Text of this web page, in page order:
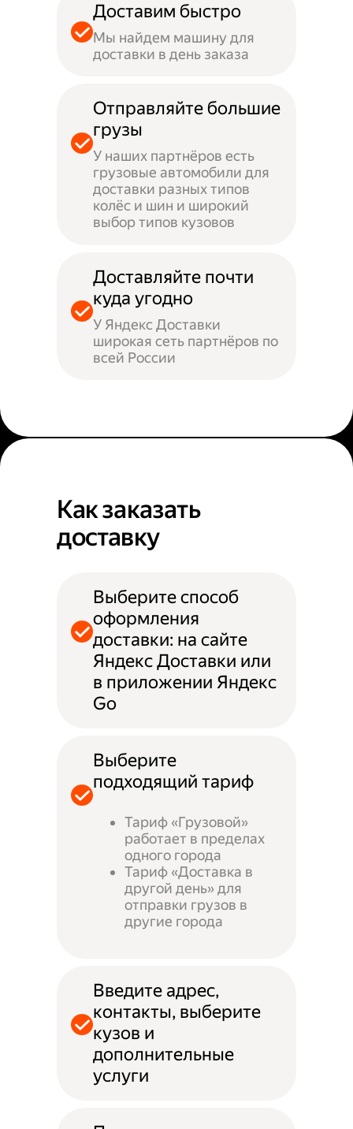
Доставим быстро
Мы найдем машину для
доставки в день заказа
Отправляйте большие
грузы
У наших партнёров есть
грузовые автомобили для
доставки разных типов
колёс и шин и широкий
выбор типов кузовов
Доставляйте почти
куда угодно
У Яндекс Доставки
широкая сеть партнёров по
всей России
Как заказать
доставку
Выберите способ
оформления
доставки: на сайте
Яндекс Доставки или
в приложении Яндекс
Go
Выберите
подходящий тариф
Тариф «Грузовой»
работает в пределах
одного города
Тариф «Доставка в
другой день» для
отправки грузов в
другие города
Введите адрес,
контакты, выберите
кузов и
дополнительные
услуги